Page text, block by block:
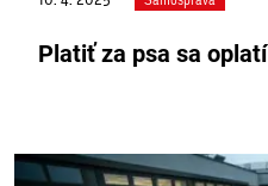
Platiť za psa sa oplatí